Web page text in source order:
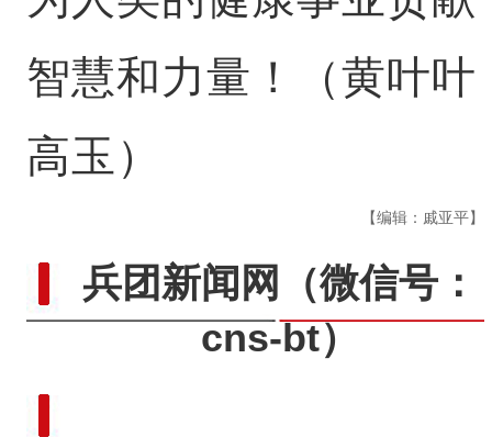
智慧和力量！（黄叶叶
高玉）
【编辑：戚亚平】
兵团新闻网
（微信号：
cns-bt）